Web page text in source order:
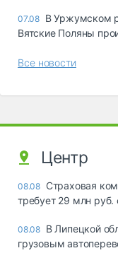
07.08 В Уржумском
Вятские Поляны
Все новости
Центр
08.08 Страховая
требует 29 млн руб.
08.08 В Липецкой
грузовым